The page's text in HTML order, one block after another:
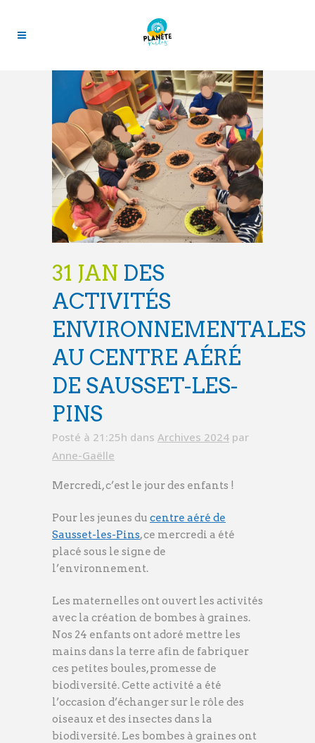
31 JAN DES
ACTIVITÉS
ENVIRONNEMENTALES
AU CENTRE AÉRÉ
DE SAUSSET-LES-
PINS
Posté à 21:25h dans Archives 2024 par
Anne-Gaëlle
Mercredi, c’est le jour des enfants !
Pour les jeunes du centre aéré de
Sausset-les-Pins, ce mercredi a été
placé sous le signe de
l’environnement.
Les maternelles ont ouvert les activités
avec la création de bombes à graines.
Nos 24 enfants ont adoré mettre les
mains dans la terre afin de fabriquer
ces petites boules, promesse de
biodiversité. Cette activité a été
l’occasion d’échanger sur le rôle des
oiseaux et des insectes dans la
biodiversité. Les bombes à graines ont